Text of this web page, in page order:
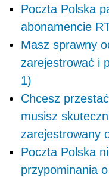
Poczta Polska
abonamencie
Masz sprawny
zarejestrować i
1)
Chcesz
musisz
zarejestrowany
Poczta Polska
przypominania